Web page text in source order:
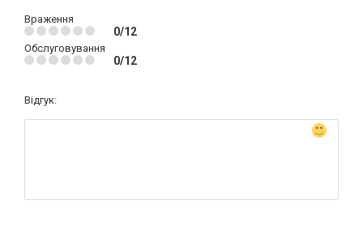
Враження
0/12
Обслуговування
0/12
Відгук: